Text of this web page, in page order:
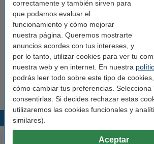
correctamente y también sirven para
que podamos evaluar el
funcionamiento y cómo mejorar
nuestra página. Queremos mostrarte
anuncios acordes con tus intereses, y
por lo tanto, utilizar cookies para ver tu
nuestra web y en internet. En nuestra
podrás leer todo sobre este tipo de
cómo cambiar tus preferencias. Selecciona
consentirlas. Si decides rechazar estas
utilizaremos las cookies funcionales y
similares).
Aceptar
Capasuperior: brillante
Resistente al agua: no
Sirve para: cámara instantánea
Marco: negro